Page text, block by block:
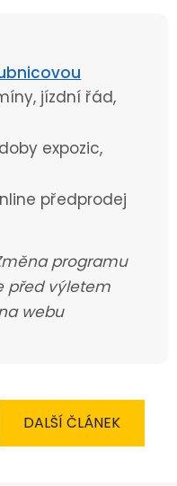
jízdní řád,
expozic,
předprodej
programu
před výletem
webu
DALŠÍ ČLÁNEK